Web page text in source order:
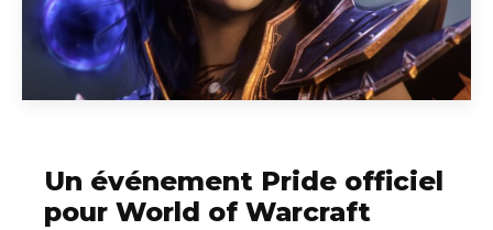
Un événement Pride officiel
pour World of Warcraft